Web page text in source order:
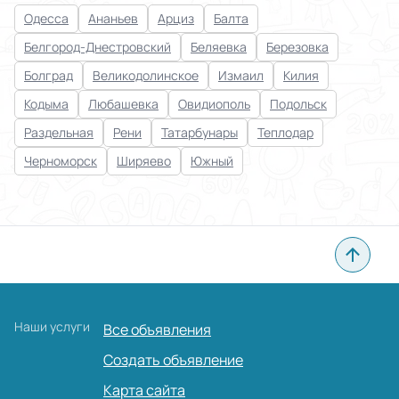
Применить
Сбросить все
Одесса Ананьев Арциз
Балта
Белгород-Днестровский
Беляевка
Березовка
Болград
Великодолинское Измаил
Килия
Кодыма
Любашевка Овидиополь
Подольск
Раздельная
Рени Татарбунары
Теплодар
Черноморск
Ширяево Южный
Наши услуги
Все объявления
Создать объявление
Карта сайта